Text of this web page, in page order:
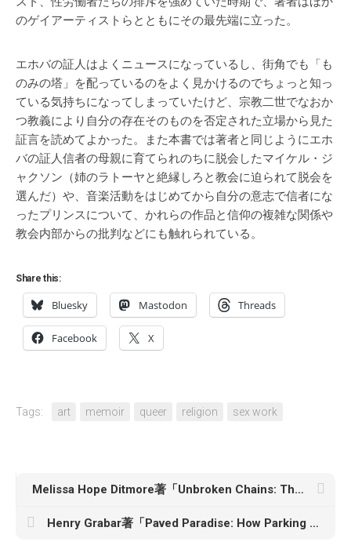
のゲイアーティストらとともにその最先端に立った。
エホバの証人はよくニュースになっているし、街角でも「も
のみの塔」を配っているのをよく見かけるのでちょっと知っ
ている気持ちになってしまっていたけど、宗教二世でなおか
つ教義により自分の存在そのものを否定された立場から見た
証言を読めてよかった。また本書では著者と同じようにエホ
バの証人信者の母親に育てられのちに脱会したマイケル・ジ
ャクソン（姉のラトーヤと絶縁しろと教会に迫られて脱会を
選んだ）や、音楽活動をはじめてから自分の意志で信者にな
ったプリンスについて、かれらの作品と信仰の複雑な関係や
教会内部からの批判などにも触れられている。
Share this:
Bluesky Mastodon Threads
Facebook X
Tags: art memoir queer religion sex work
Melissa Hope Ditmore著「Unbroken Chains: The Hidden Role of Human Trafficking in the American Economy」
Henry Grabar著「Paved Paradise: How Parking Explains the World」